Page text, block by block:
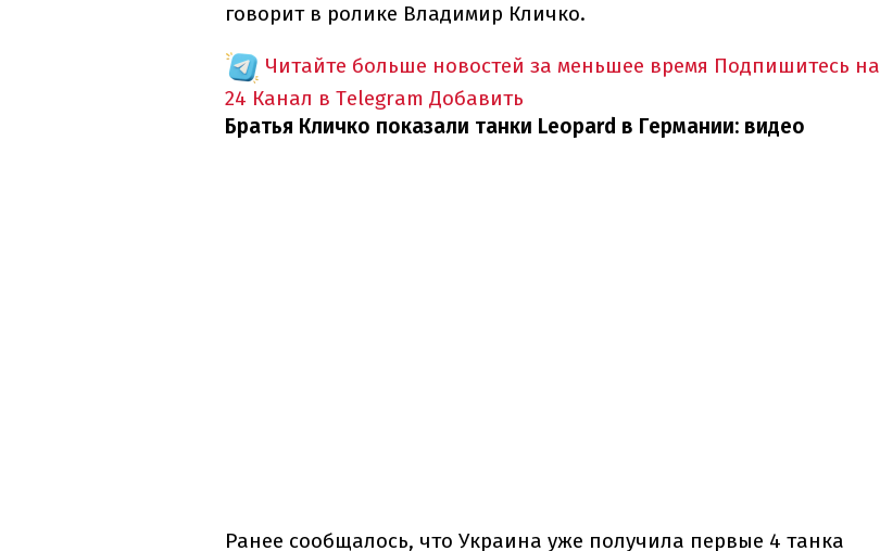
говорит в ролике Владимир Кличко.
Читайте больше новостей за меньшее время Подпишитесь на
24 Канал в Telegram Добавить
Братья Кличко показали танки Leopard в Германии: видео
Ранее сообщалось, что Украина уже получила первые 4 танка